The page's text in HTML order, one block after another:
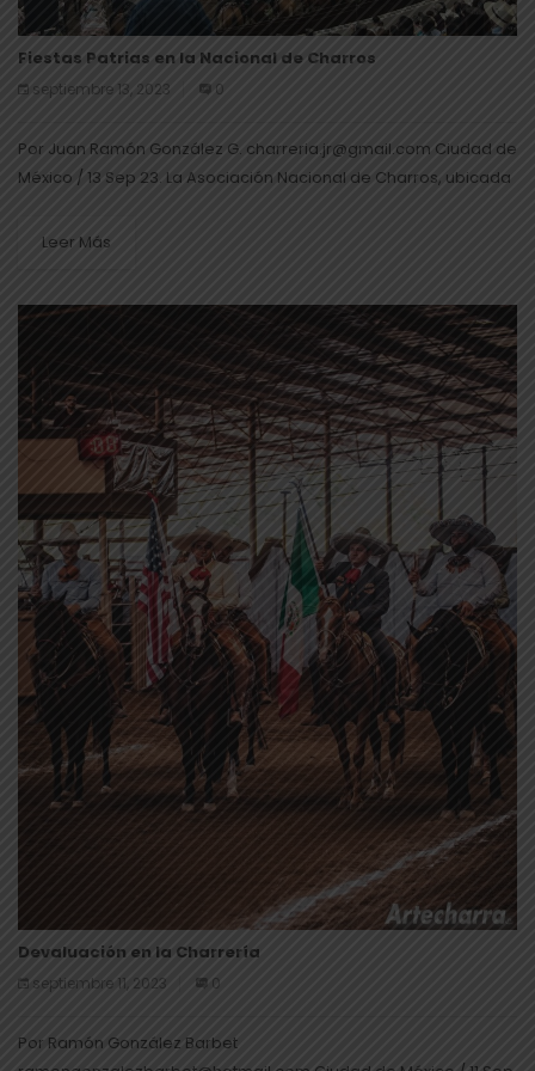
Fiestas Patrias en la Nacional de Charros
septiembre 13, 2023 0
Por Juan Ramón González G. charreria.jr@gmail.com Ciudad de
México / 13 Sep 23. La Asociación Nacional de Charros, ubicada
Leer Más
Devaluación en la Charrería
septiembre 11, 2023 0
Por Ramón González Barbet